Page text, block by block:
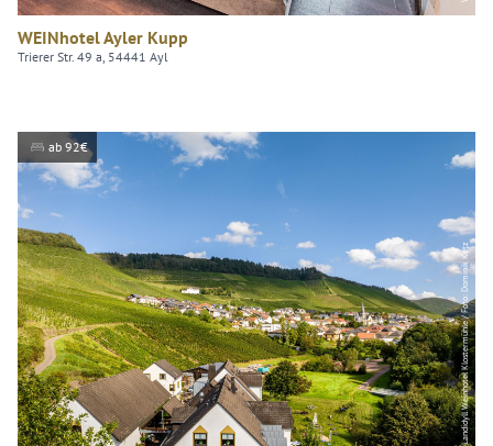
WEINhotel Ayler Kupp
Trierer Str. 49 a, 54441 Ayl
Landidyll Weinhotel Klostermühle / Foto: Dominik Ketz
ab 92€